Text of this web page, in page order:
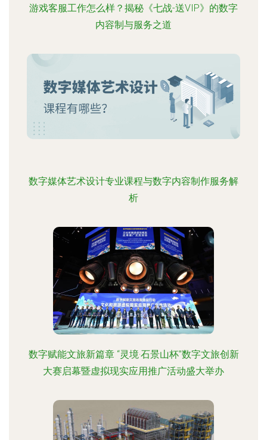
游戏客服工作怎么样？揭秘《七战-送VIP》的数字
内容制与服务之道
数字媒体艺术设计专业课程与数字内容制作服务解
析
数字赋能文旅新篇章 “灵境·石景山杯”数字文旅创新
大赛启幕暨虚拟现实应用推广活动盛大举办